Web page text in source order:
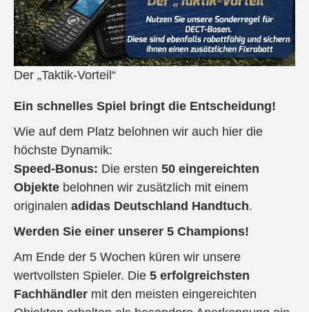
Der „Taktik-Vorteil“
Ein schnelles Spiel bringt die Entscheidung!
Wie auf dem Platz belohnen wir auch hier die
höchste Dynamik:
Speed-Bonus: Die ersten 50 eingereichten
Objekte belohnen wir zusätzlich mit einem
originalen adidas Deutschland Handtuch.
Werden Sie einer unserer 5 Champions!
Am Ende der 5 Wochen küren wir unsere
wertvollsten Spieler. Die 5 erfolgreichsten
Fachhändler mit den meisten eingereichten